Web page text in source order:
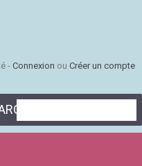
- Connexion ou Créer un compte
PAGES